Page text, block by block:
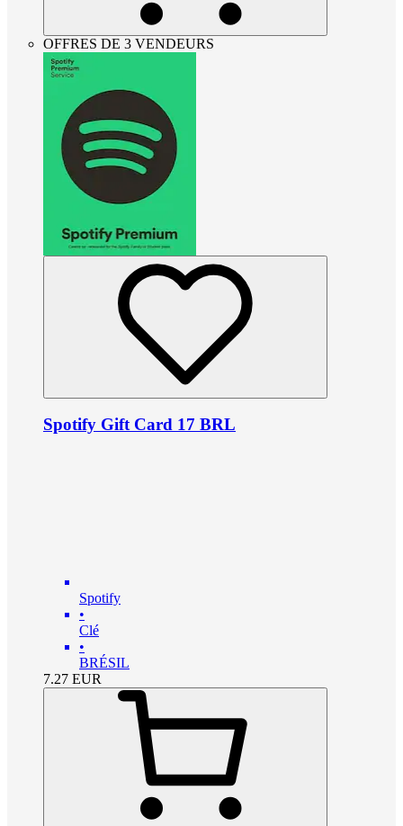
OFFRES DE 3 VENDEURS
Spotify Gift Card 17 BRL
Spotify
•
Clé
•
BRÉSIL
7.27 EUR